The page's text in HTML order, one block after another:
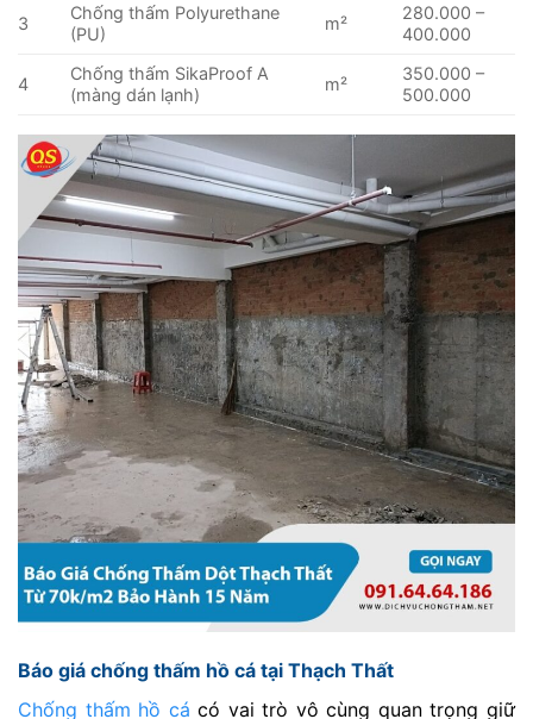
3
Chống thấm Polyurethane
(PU)
m²
280.000 –
400.000
4
Chống thấm SikaProof A
(màng dán lạnh)
m²
350.000 –
500.000
Báo giá chống thấm hồ cá tại Thạch Thất
Chống thấm hồ cá có vai trò vô cùng quan trọng giữ